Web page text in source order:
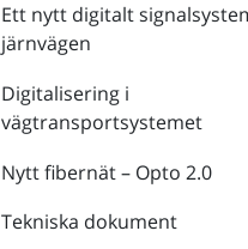
Ett nytt digitalt
järnvägen
Digitalisering i
vägtransportsystemet
Nytt fibernät – Opto 2.0
Tekniska dokument